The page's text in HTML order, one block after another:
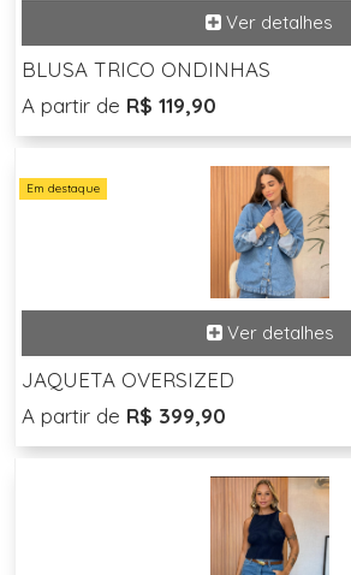
BLUSA TRICO ONDINHAS
A partir de R$ 119,90
Em destaque
JAQUETA OVERSIZED
A partir de R$ 399,90